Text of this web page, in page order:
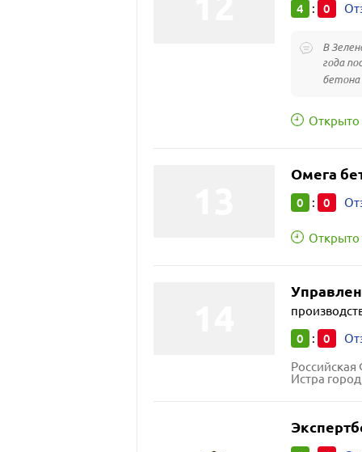
4 : 0
В
года
бетона
Открыто
Омега
0 : 0
Открыто
0 : 0
Истра